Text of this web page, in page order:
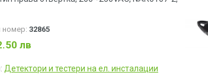
номер: 32865
лв
Детектори и тестери на ел. инсталации